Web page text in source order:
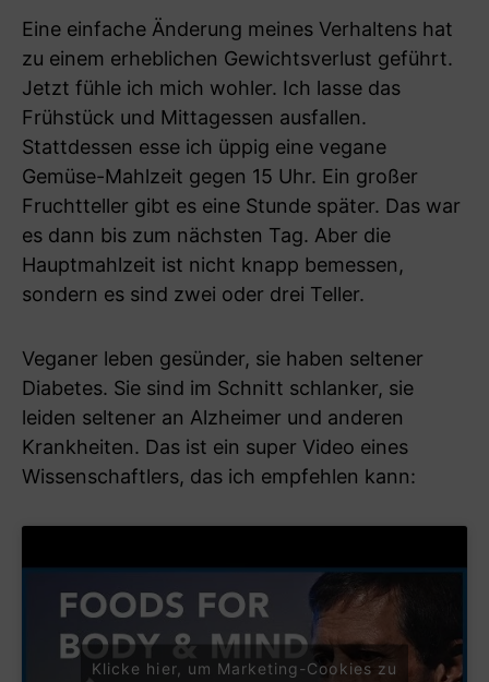
Eine einfache Änderung meines Verhaltens hat
zu einem erheblichen Gewichtsverlust geführt.
Jetzt fühle ich mich wohler. Ich lasse das
Frühstück und Mittagessen ausfallen.
Stattdessen esse ich üppig eine vegane
Gemüse-Mahlzeit gegen 15 Uhr. Ein großer
Fruchtteller gibt es eine Stunde später. Das war
es dann bis zum nächsten Tag. Aber die
Hauptmahlzeit ist nicht knapp bemessen,
sondern es sind zwei oder drei Teller.
Veganer leben gesünder, sie haben seltener
Diabetes. Sie sind im Schnitt schlanker, sie
leiden seltener an Alzheimer und anderen
Krankheiten. Das ist ein super Video eines
Wissenschaftlers, das ich empfehlen kann:
Klicke hier, um Marketing-Cookies zu